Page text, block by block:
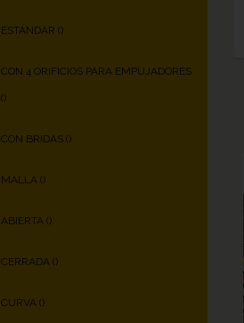
ESTÁNDAR ()
CON 4 ORIFICIOS PARA EMPUJADORES
()
CON BRIDAS ()
MALLA ()
ABIERTA ()
CERRADA ()
CURVA ()